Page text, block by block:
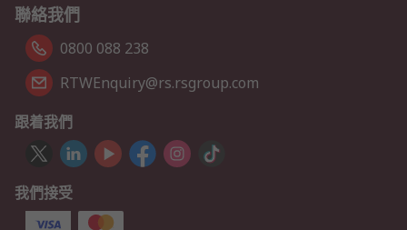
聯絡我們
0800 088 238
RTWEnquiry@rs.rsgroup.com
跟着我們
我們接受